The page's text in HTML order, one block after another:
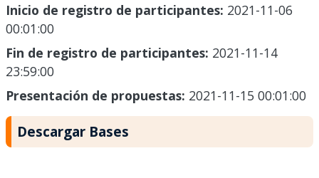
Inicio de registro de participantes: 2021-11-06
00:01:00
Fin de registro de participantes: 2021-11-14
23:59:00
Presentación de propuestas: 2021-11-15 00:01:00
Descargar Bases